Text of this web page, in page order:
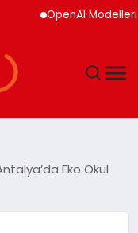
OpenAI Modelleri
Eko Okul